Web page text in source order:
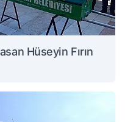
Hüseyin Fırın